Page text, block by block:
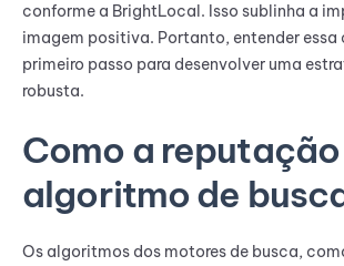
conforme a BrightLocal. Isso sublinha a
imagem positiva. Portanto, entender essa
primeiro passo para desenvolver uma
robusta.
Como a
algoritmo de
Os algoritmos dos motores de busca,